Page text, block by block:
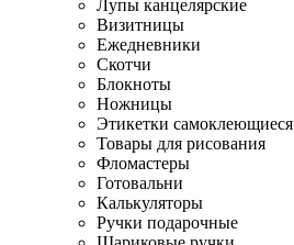
Лупы канцелярские
Визитницы
Ежедневники
Скотчи
Блокноты
Ножницы
Этикетки самоклеющиеся
Товары для рисования
Фломастеры
Готовальни
Калькуляторы
Ручки подарочные